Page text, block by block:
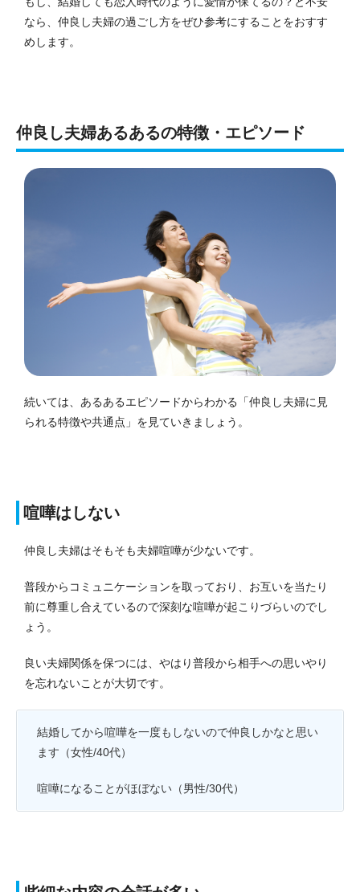
なら、仲良し夫婦の過ごし方をぜひ参考にすることをおすす
めします。
仲良し夫婦あるあるの特徴・エピソード
続いては、あるあるエピソードからわかる「仲良し夫婦に見
られる特徴や共通点」を見ていきましょう。
喧嘩はしない
仲良し夫婦はそもそも夫婦喧嘩が少ないです。
普段からコミュニケーションを取っており、お互いを当たり
前に尊重し合えているので深刻な喧嘩が起こりづらいのでし
ょう。
良い夫婦関係を保つには、やはり普段から相手への思いやり
を忘れないことが大切です。
結婚してから喧嘩を一度もしないので仲良しかなと思い
ます（女性/40代）
喧嘩になることがほぼない（男性/30代）